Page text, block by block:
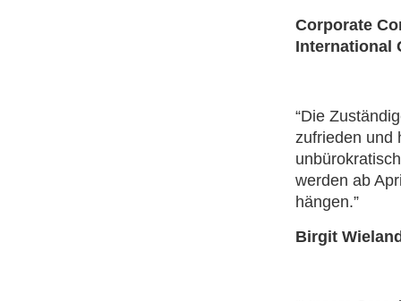
Corporate
International
“Die
zufrieden und
werden ab
hängen.”
Birgit